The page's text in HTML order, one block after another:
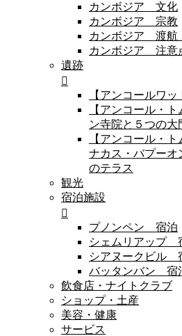
カンボジア 文化
カンボジア 宗教
カンボジア 渡航
カンボジア 注意
遺跡
【アンコールワ
【アンコール・
ン寺院と５つの大
【アンコール・
ナカス・バプーオ
のテラス
観光
宿泊施設
プノンペン 宿泊
シェムリアップ
シアヌークビル
バッタンバン 宿
飲食店・ナイトクラブ
ショップ・土産
美容・健康
サービス